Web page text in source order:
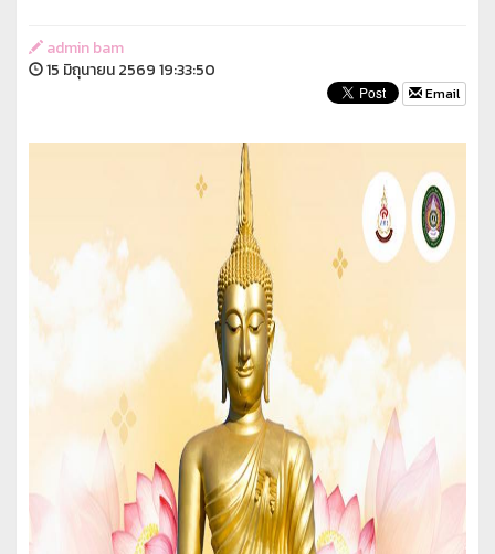
admin bam
15 มิถุนายน 2569 19:33:50
Email